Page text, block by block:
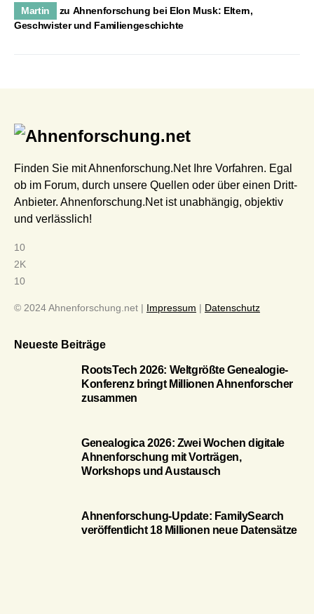
Martin zu Ahnenforschung bei Elon Musk: Eltern,
Geschwister und Familiengeschichte
Finden Sie mit Ahnenforschung.Net Ihre Vorfahren. Egal
ob im Forum, durch unsere Quellen oder über einen Dritt-
Anbieter. Ahnenforschung.Net ist unabhängig, objektiv
und verlässlich!
10
2K
10
© 2024 Ahnenforschung.net | Impressum | Datenschutz
Neueste Beiträge
RootsTech 2026: Weltgrößte Genealogie-
Konferenz bringt Millionen Ahnenforscher
zusammen
Genealogica 2026: Zwei Wochen digitale
Ahnenforschung mit Vorträgen,
Workshops und Austausch
Ahnenforschung-Update: FamilySearch
veröffentlicht 18 Millionen neue Datensätze